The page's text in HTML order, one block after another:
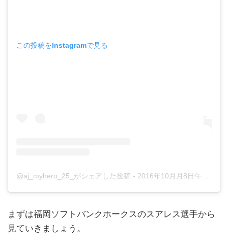
この投稿をInstagramで見る
@aj_myhero_25_がシェアした投稿 - 2016年10月月8日午前9時19分PDT
まずは福岡ソフトバンクホークスのスアレス選手から
見ていきましょう。